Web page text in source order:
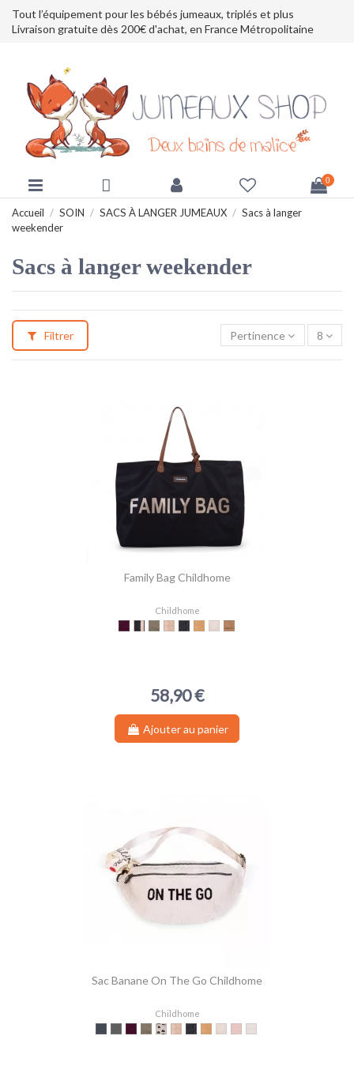
Tout l’équipement pour les bébés jumeaux, triplés et plus
Livraison gratuite dès 200€ d'achat, en France Métropolitaine
0
Accueil SOIN SACS À LANGER JUMEAUX
Sacs à langer
weekender
Sacs à langer weekender
Filtrer Pertinence 8
Family Bag Childhome
Childhome
58,90 €
Aubergine
Noir & Or
KakiBeige Matelassé
Noir Matelassé
Teddy Beige
Teddy Offwhite
Suede-look
Ajouter au panier
Sac Banane On The Go Childhome
Childhome
NoirGrisAubergine
KakiLeopard
Beige Matelassé
Noir Matelassé
Teddy Beige
Teddy Offwhite
Rose Cuivre
Écru